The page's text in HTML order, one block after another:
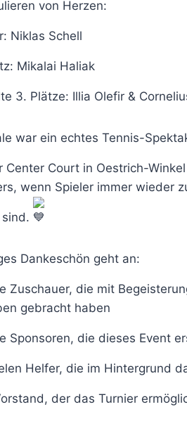
von Herzen:
Niklas Schell
Mikalai Haliak
3. Plätze: Illia Olefir &
war ein echtes Tennis-
Center Court in Oestrich-
wenn Spieler immer wieder
Dankeschön geht an:
Zuschauer, die mit
gebracht haben
Sponsoren, die dieses Event
Helfer, die im Hintergrund
der das Turnier